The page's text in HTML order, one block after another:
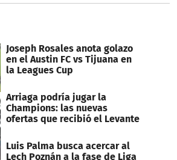
Joseph Rosales anota golazo
en el Austin FC vs Tijuana en
la Leagues Cup
Arriaga podría jugar la
Champions: las nuevas
ofertas que recibió el Levante
Luis Palma busca acercar al
Lech Poznán a la fase de Liga